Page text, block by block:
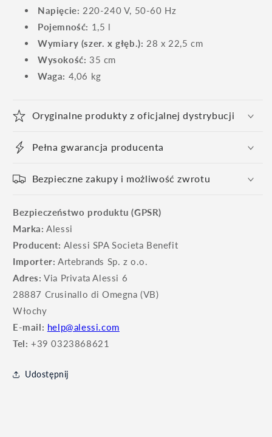
Napięcie: 220-240 V, 50-60 Hz
Pojemność: 1,5 l
Wymiary (szer. x głęb.): 28 x 22,5 cm
Wysokość: 35 cm
Waga: 4,06 kg
Oryginalne produkty z oficjalnej dystrybucji
Pełna gwarancja producenta
Bezpieczne zakupy i możliwość zwrotu
Bezpieczeństwo produktu (GPSR)
Marka: Alessi
Producent: Alessi SPA Societa Benefit
Importer: Artebrands Sp. z o.o.
Adres: Via Privata Alessi 6
28887 Crusinallo di Omegna (VB)
Włochy
E-mail: help@alessi.com
Tel: +39 0323868621
Udostępnij